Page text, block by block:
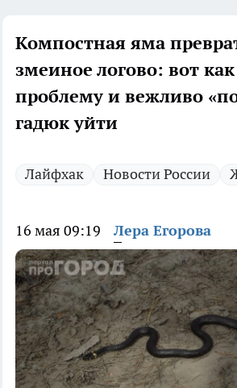
Компостная яма
змеиное логово: вот
проблему и вежливо
гадюк уйти
Лайфхак Новости России
16 мая 09:19 Лера Егорова